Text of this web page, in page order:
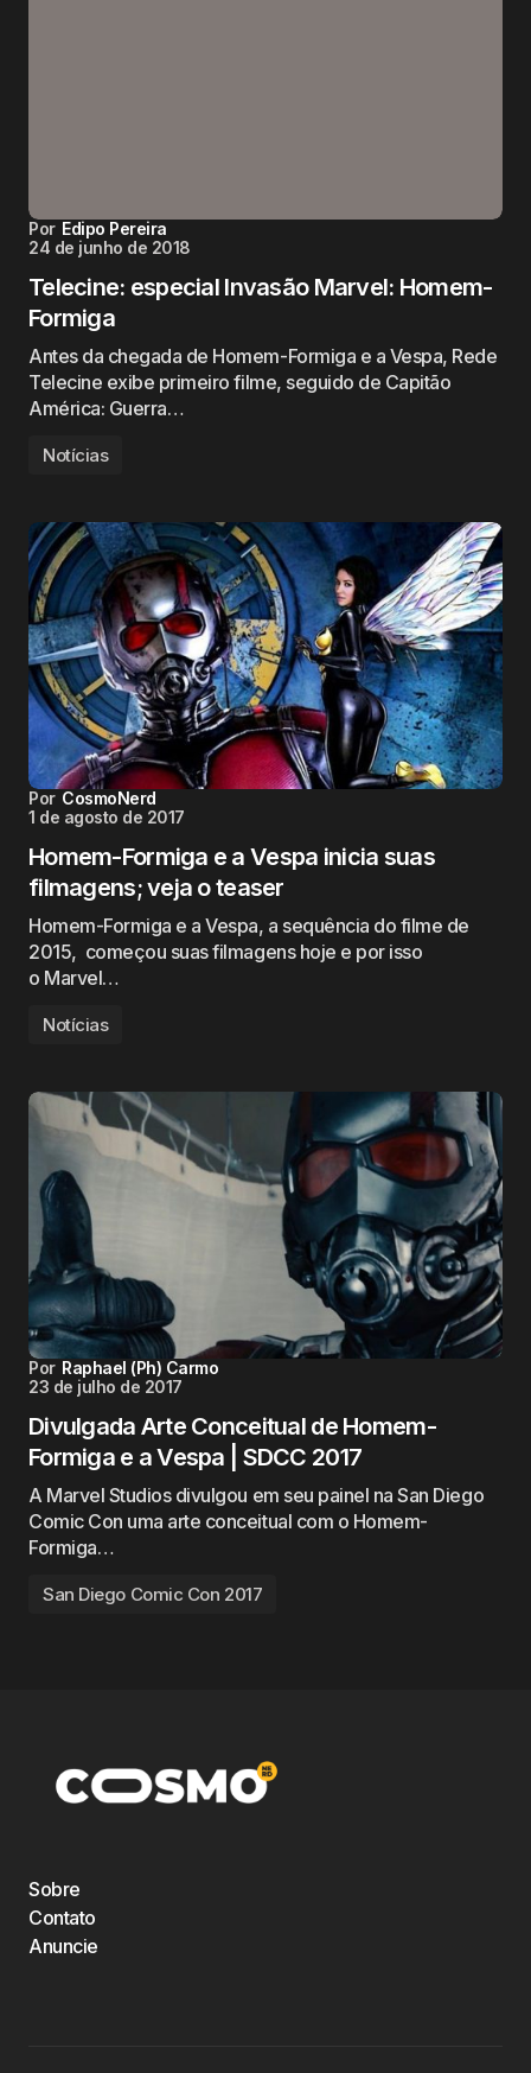
Por Edipo Pereira
24 de junho de 2018
Telecine: especial Invasão Marvel: Homem-
Formiga
Antes da chegada de Homem-Formiga e a Vespa, Rede
Telecine exibe primeiro filme, seguido de Capitão
América: Guerra…
Notícias
Por CosmoNerd
1 de agosto de 2017
Homem-Formiga e a Vespa inicia suas
filmagens; veja o teaser
Homem-Formiga e a Vespa, a sequência do filme de
2015, começou suas filmagens hoje e por isso
o Marvel…
Notícias
Por Raphael (Ph) Carmo
23 de julho de 2017
Divulgada Arte Conceitual de Homem-
Formiga e a Vespa | SDCC 2017
A Marvel Studios divulgou em seu painel na San Diego
Comic Con uma arte conceitual com o Homem-
Formiga…
San Diego Comic Con 2017
Sobre
Contato
Anuncie